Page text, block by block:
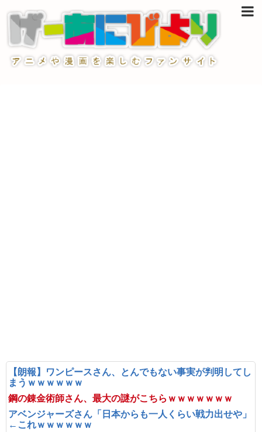
【朗報】ワンピースさん、とんでもない事実が判明してし
まうｗｗｗｗｗｗ
鋼の錬金術師さん、最大の謎がこちらｗｗｗｗｗｗｗ
アベンジャーズさん「日本からも一人くらい戦力出せや」
←これｗｗｗｗｗｗ